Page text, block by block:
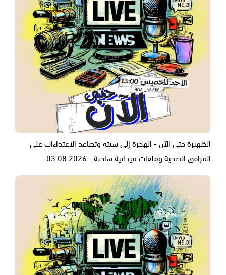
الظهيرة حتى الآن - الهجرة إلى سبتة وتصاعد الاعتداءات على
المرافق الصحية وملفات ميدانية ساخنة - 03.08.2026